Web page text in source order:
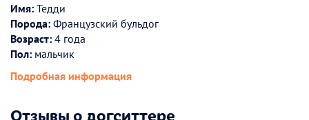
Имя: Тедди
Порода: Французский бульдог
Возраст: 4 года
Пол: мальчик
Подробная информация
Отзывы о догситтере